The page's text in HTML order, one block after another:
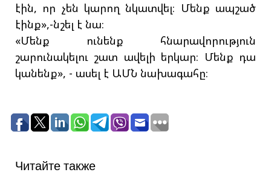
էին, որ չեն կարող նկատվել։ Մենք ապշած
էինք»,-նշել է նա։
«Մենք ունենք հնարավորություն
շարունակելու շատ ավելի երկար։ Մենք դա
կանենք», - ասել է ԱՄՆ նախագահը։
Читайте также